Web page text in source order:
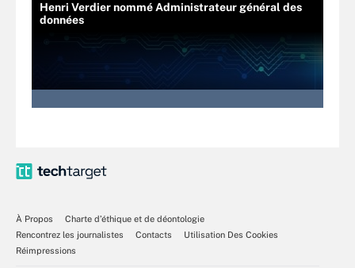
Henri Verdier nommé Administrateur général des
données
À Propos
Charte d’éthique et de déontologie
Rencontrez les journalistes
Contacts
Utilisation Des Cookies
Réimpressions